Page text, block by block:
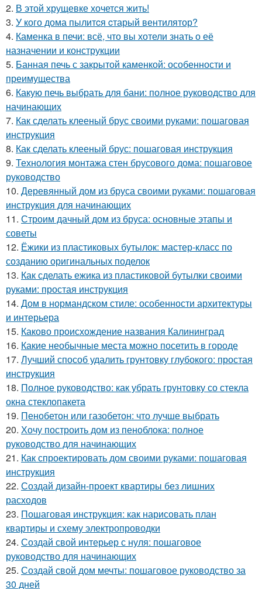
2. В этой хрущевке хочется жить!
3. У кого дома пылитcя cтарый вентилятор?
4. Каменка в печи: всё, что вы хотели знать о её
назначении и конструкции
5. Банная печь с закрытой каменкой: особенности и
преимущества
6. Какую печь выбрать для бани: полное руководство для
начинающих
7. Как сделать клееный брус своими руками: пошаговая
инструкция
8. Как сделать клееный брус: пошаговая инструкция
9. Технология монтажа стен брусового дома: пошаговое
руководство
10. Деревянный дом из бруса своими руками: пошаговая
инструкция для начинающих
11. Строим дачный дом из бруса: основные этапы и
советы
12. Ёжики из пластиковых бутылок: мастер-класс по
созданию оригинальных поделок
13. Как сделать ежика из пластиковой бутылки своими
руками: простая инструкция
14. Дом в нормандском стиле: особенности архитектуры
и интерьера
15. Каково происхождение названия Калининград
16. Какие необычные места можно посетить в городе
17. Лучший способ удалить грунтовку глубокого: простая
инструкция
18. Полное руководство: как убрать грунтовку со стекла
окна стеклопакета
19. Пенобетон или газобетон: что лучше выбрать
20. Хочу построить дом из пеноблока: полное
руководство для начинающих
21. Как спроектировать дом своими руками: пошаговая
инструкция
22. Создай дизайн-проект квартиры без лишних
расходов
23. Пошаговая инструкция: как нарисовать план
квартиры и схему электропроводки
24. Создай свой интерьер с нуля: пошаговое
руководство для начинающих
25. Создай свой дом мечты: пошаговое руководство за
30 дней